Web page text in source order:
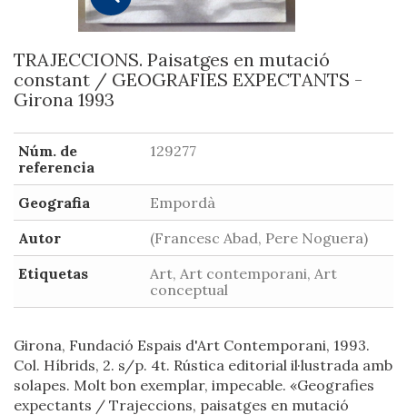
TRAJECCIONS. Paisatges en mutació
constant / GEOGRAFIES EXPECTANTS -
Girona 1993
Núm. de
referencia
129277
Geografia
Empordà
Autor
(Francesc Abad, Pere Noguera)
Etiquetas
Art, Art contemporani, Art
conceptual
Girona, Fundació Espais d'Art Contemporani, 1993.
Col. Híbrids, 2. s/p. 4t. Rústica editorial il·lustrada amb
solapes. Molt bon exemplar, impecable. «Geografies
expectants / Trajeccions, paisatges en mutació